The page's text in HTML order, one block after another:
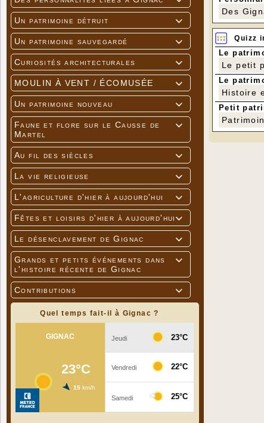

Un patrimoine détruit

Un patrimoine sauvegardé

Curiosités architecturales

MOULIN À VENT / ÉCOMUSÉE

Un patrimoine nouveau

Faune et flore sur le Causse de
Martel

Au fil des siècles

La vie religieuse

L'agriculture d'hier à aujourd'hui

Fêtes et loisirs d'hier à aujourd'hui

Le désenclavement de Gignac

Grands et petits événements dans
l'histoire récente de Gignac

Contributions
Quel temps fait-il à Gignac ?
Des
Quizz
Le
Le petit
Le
Histoire
Petit